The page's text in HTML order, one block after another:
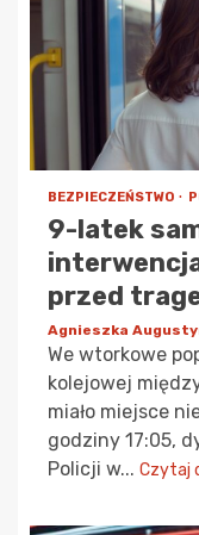
BEZPIECZEŃSTWO
9-latek
przed
Agnieszka
We wtorkowe
kolejowej
miało miejsce
godziny 17:05,
Policji w... Czytaj